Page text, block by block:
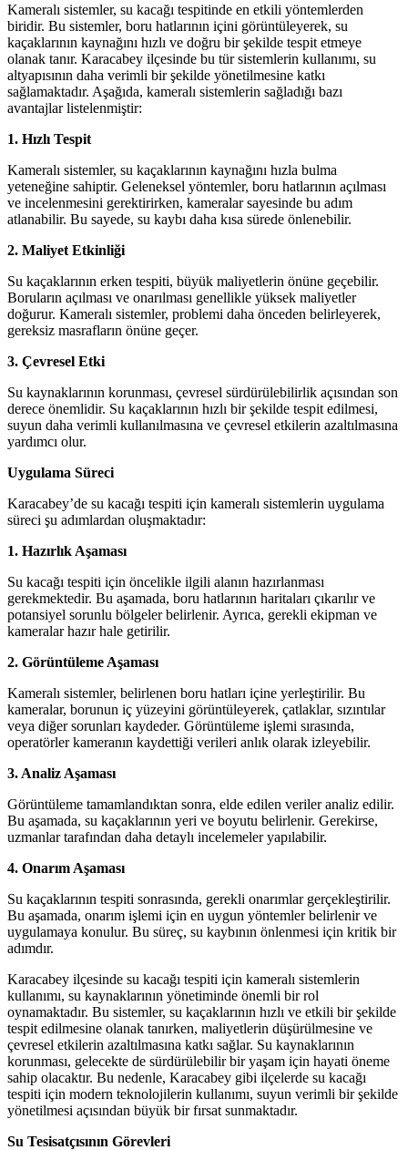
Kameralı sistemler, su kacağı tespitinde en etkili yöntemlerden
biridir. Bu sistemler, boru hatlarının içini görüntüleyerek, su
kaçaklarının kaynağını hızlı ve doğru bir şekilde tespit etmeye
olanak tanır. Karacabey ilçesinde bu tür sistemlerin kullanımı, su
altyapısının daha verimli bir şekilde yönetilmesine katkı
sağlamaktadır. Aşağıda, kameralı sistemlerin sağladığı bazı
avantajlar listelenmiştir:
1. Hızlı Tespit
Kameralı sistemler, su kaçaklarının kaynağını hızla bulma
yeteneğine sahiptir. Geleneksel yöntemler, boru hatlarının açılması
ve incelenmesini gerektirirken, kameralar sayesinde bu adım
atlanabilir. Bu sayede, su kaybı daha kısa sürede önlenebilir.
2. Maliyet Etkinliği
Su kaçaklarının erken tespiti, büyük maliyetlerin önüne geçebilir.
Boruların açılması ve onarılması genellikle yüksek maliyetler
doğurur. Kameralı sistemler, problemi daha önceden belirleyerek,
gereksiz masrafların önüne geçer.
3. Çevresel Etki
Su kaynaklarının korunması, çevresel sürdürülebilirlik açısından son
derece önemlidir. Su kaçaklarının hızlı bir şekilde tespit edilmesi,
suyun daha verimli kullanılmasına ve çevresel etkilerin azaltılmasına
yardımcı olur.
Uygulama Süreci
Karacabey’de su kacağı tespiti için kameralı sistemlerin uygulama
süreci şu adımlardan oluşmaktadır:
1. Hazırlık Aşaması
Su kacağı tespiti için öncelikle ilgili alanın hazırlanması
gerekmektedir. Bu aşamada, boru hatlarının haritaları çıkarılır ve
potansiyel sorunlu bölgeler belirlenir. Ayrıca, gerekli ekipman ve
kameralar hazır hale getirilir.
2. Görüntüleme Aşaması
Kameralı sistemler, belirlenen boru hatları içine yerleştirilir. Bu
kameralar, borunun iç yüzeyini görüntüleyerek, çatlaklar, sızıntılar
veya diğer sorunları kaydeder. Görüntüleme işlemi sırasında,
operatörler kameranın kaydettiği verileri anlık olarak izleyebilir.
3. Analiz Aşaması
Görüntüleme tamamlandıktan sonra, elde edilen veriler analiz edilir.
Bu aşamada, su kaçaklarının yeri ve boyutu belirlenir. Gerekirse,
uzmanlar tarafından daha detaylı incelemeler yapılabilir.
4. Onarım Aşaması
Su kaçaklarının tespiti sonrasında, gerekli onarımlar gerçekleştirilir.
Bu aşamada, onarım işlemi için en uygun yöntemler belirlenir ve
uygulamaya konulur. Bu süreç, su kaybının önlenmesi için kritik bir
adımdır.
Karacabey ilçesinde su kacağı tespiti için kameralı sistemlerin
kullanımı, su kaynaklarının yönetiminde önemli bir rol
oynamaktadır. Bu sistemler, su kaçaklarının hızlı ve etkili bir şekilde
tespit edilmesine olanak tanırken, maliyetlerin düşürülmesine ve
çevresel etkilerin azaltılmasına katkı sağlar. Su kaynaklarının
korunması, gelecekte de sürdürülebilir bir yaşam için hayati öneme
sahip olacaktır. Bu nedenle, Karacabey gibi ilçelerde su kacağı
tespiti için modern teknolojilerin kullanımı, suyun verimli bir şekilde
yönetilmesi açısından büyük bir fırsat sunmaktadır.
Su Tesisatçısının Görevleri